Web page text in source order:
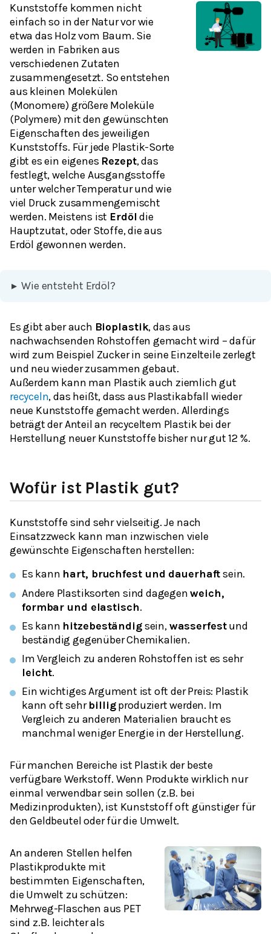
Kunststoffe kommen nicht
einfach so in der Natur vor wie
etwa das Holz vom Baum. Sie
werden in Fabriken aus
verschiedenen Zutaten
zusammengesetzt. So entstehen
aus kleinen Molekülen
(Monomere) größere Moleküle
(Polymere) mit den gewünschten
Eigenschaften des jeweiligen
Kunststoffs. Für jede Plastik-Sorte
gibt es ein eigenes Rezept, das
festlegt, welche Ausgangsstoffe
unter welcher Temperatur und wie
viel Druck zusammengemischt
werden. Meistens ist Erdöldie
Hauptzutat, oder Stoffe, die aus
Erdöl gewonnen werden.
▸ Wie entsteht Erdöl?
Es gibt aber auch Bioplastik, das aus
nachwachsenden Rohstoffen gemacht wird – dafür
wird zum Beispiel Zucker in seine Einzelteile zerlegt
und neu wieder zusammen gebaut.
Außerdem kann man Plastik auch ziemlich gut
recyceln, das heißt, dass aus Plastikabfall wieder
neue Kunststoffe gemacht werden. Allerdings
beträgt der Anteil an recyceltem Plastik bei der
Herstellung neuer Kunststoffe bisher nur gut 12 %.
Wofür ist Plastik gut?
Kunststoffe sind sehr vielseitig. Je nach
Einsatzzweck kann man inzwischen viele
gewünschte Eigenschaften herstellen:
Es kann hart, bruchfest und dauerhaftsein.
Andere Plastiksorten sind dagegenweich,
formbar und elastisch.
Es kann hitzebeständigsein,wasserfestund
beständig gegenüber Chemikalien.
Im Vergleich zu anderen Rohstoffen ist es sehr
leicht.
Ein wichtiges Argument ist oft der Preis: Plastik
kann oft sehrbilligproduziert werden. Im
Vergleich zu anderen Materialien braucht es
manchmal weniger Energie in der Herstellung.
Für manchen Bereiche ist Plastik der beste
verfügbare Werkstoff. Wenn Produkte wirklich nur
einmal verwendbar sein sollen (z.B. bei
Medizinprodukten), ist Kunststoff oft günstiger für
den Geldbeutel oder für die Umwelt.
An anderen Stellen helfen
Plastikprodukte mit
bestimmten Eigenschaften,
die Umwelt zu schützen:
Mehrweg-Flaschen aus PET
sind z.B. leichter als